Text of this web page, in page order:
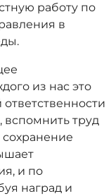
работу по
в
из нас это
труд
сохранение
и по
наград и